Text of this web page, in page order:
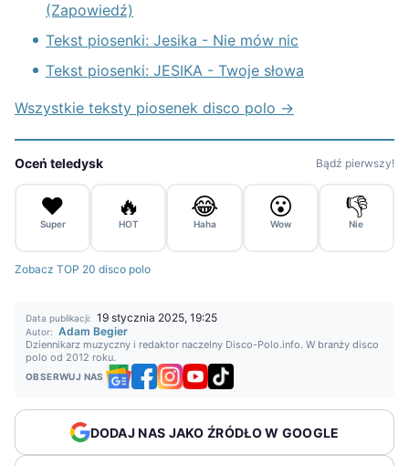
(Zapowiedź)
Tekst piosenki: Jesika - Nie mów nic
Tekst piosenki: JESIKA - Twoje słowa
Wszystkie teksty piosenek disco polo →
Oceń teledysk Bądź pierwszy!
❤️
Super
🔥
HOT
😂
Haha
😮
Wow
👎
Nie
Zobacz TOP 20 disco polo
Data publikacji: 19 stycznia 2025, 19:25
Autor: Adam Begier
Dziennikarz muzyczny i redaktor naczelny Disco-Polo.info. W branży disco
polo od 2012 roku.
OBSERWUJ NAS
DODAJ NAS JAKO ŹRÓDŁO W GOOGLE